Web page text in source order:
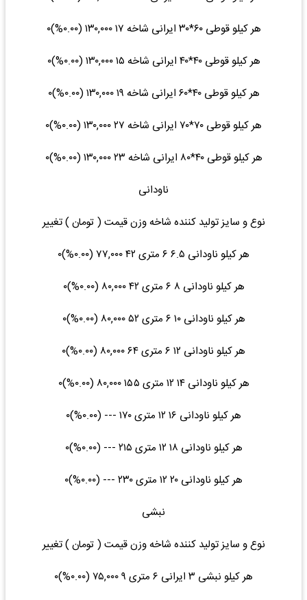
هر کیلو قوطی ۶۰*۳۰ ایرانی شاخه ۱۷ ۱۳۰,۰۰۰ (۰.۰۰%)۰
هر کیلو قوطی ۴۰*۴۰ ایرانی شاخه ۱۵ ۱۳۰,۰۰۰ (۰.۰۰%)۰
هر کیلو قوطی ۴۰*۶۰ ایرانی شاخه ۱۹ ۱۳۰,۰۰۰ (۰.۰۰%)۰
هر کیلو قوطی ۷۰*۷۰ ایرانی شاخه ۲۷ ۱۳۰,۰۰۰ (۰.۰۰%)۰
هر کیلو قوطی ۴۰*۸۰ ایرانی شاخه ۲۳ ۱۳۰,۰۰۰ (۰.۰۰%)۰
ناودانی
نوع و سایز تولید کننده شاخه وزن قیمت ( تومان ) تغییر
هر کیلو ناودانی ۶.۵ ۶ متری ۴۲ ۷۷,۰۰۰ (۰.۰۰%)۰
هر کیلو ناودانی ۸ ۶ متری ۴۲ ۸۰,۰۰۰ (۰.۰۰%)۰
هر کیلو ناودانی ۱۰ ۶ متری ۵۲ ۸۰,۰۰۰ (۰.۰۰%)۰
هر کیلو ناودانی ۱۲ ۶ متری ۶۴ ۸۰,۰۰۰ (۰.۰۰%)۰
هر کیلو ناودانی ۱۴ ۱۲ متری ۱۵۵ ۸۰,۰۰۰ (۰.۰۰%)۰
هر کیلو ناودانی ۱۶ ۱۲ متری ۱۷۰ --- (۰.۰۰%)۰
هر کیلو ناودانی ۱۸ ۱۲ متری ۲۱۵ --- (۰.۰۰%)۰
هر کیلو ناودانی ۲۰ ۱۲ متری ۲۳۰ --- (۰.۰۰%)۰
نبشی
نوع و سایز تولید کننده شاخه وزن قیمت ( تومان ) تغییر
هر کیلو نبشی ۳ ایرانی ۶ متری ۹ ۷۵,۰۰۰ (۰.۰۰%)۰